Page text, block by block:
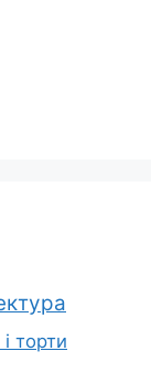
і торти